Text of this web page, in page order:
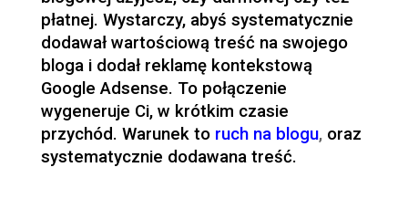
płatnej. Wystarczy, abyś systematycznie
dodawał wartościową treść na swojego
bloga i dodał reklamę kontekstową
Google Adsense. To połączenie
wygeneruje Ci, w krótkim czasie
przychód. Warunek to ruch na blogu, oraz
systematycznie dodawana treść.